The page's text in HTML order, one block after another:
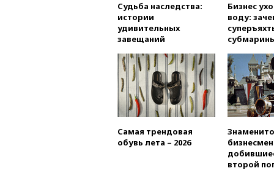
Судьба наследства:
истории
удивительных
завещаний
Бизнес
воду:
Самая трендовая
обувь лета – 2026
второй